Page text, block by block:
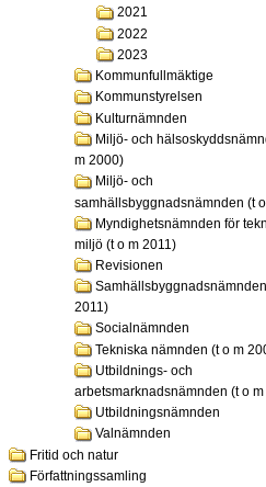
2021
2022
2023
Kommunfullmäktige
Kommunstyrelsen
Kulturnämnden
Miljö- och
m 2000)
Miljö- och
samhällsbyggnadsnämnden (t
Myndighetsnämnden för
miljö (t o m 2011)
Revisionen
2011)
Socialnämnden
Tekniska nämnden (t o m
Utbildnings- och
arbetsmarknadsnämnden (t o
Utbildningsnämnden
Valnämnden
Fritid och natur
Författningssamling